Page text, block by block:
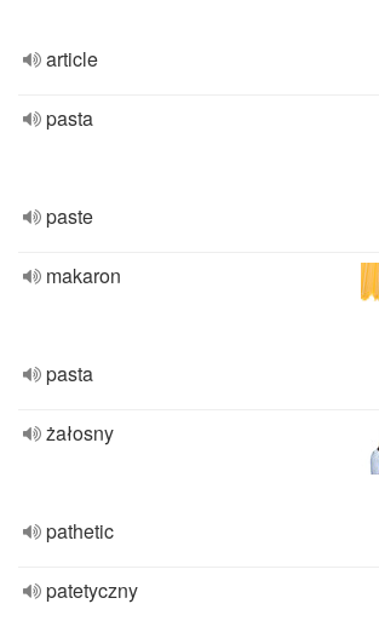
article
pasta
paste
makaron
pasta
żałosny
pathetic
patetyczny